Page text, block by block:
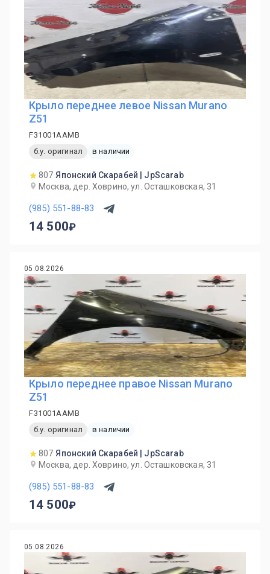
Крыло переднее левое Nissan Murano
Z51
F31001AAMB
б.у. оригинал
в наличии
807 Японский Скарабей | JpScarab
Москва, дер. Ховрино, ул. Осташковская, 31
(985) 551-88-83
14 500
05.08.2026
Крыло переднее правое Nissan Murano
Z51
F31001AAMB
б.у. оригинал
в наличии
807 Японский Скарабей | JpScarab
Москва, дер. Ховрино, ул. Осташковская, 31
(985) 551-88-83
14 500
05.08.2026